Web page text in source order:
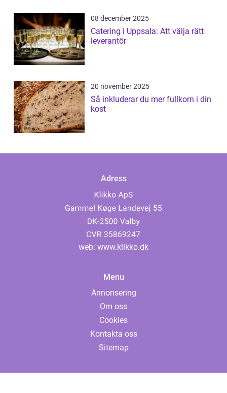
08 december 2025
Catering i Uppsala: Att välja rätt
leverantör
20 november 2025
Så inkluderar du mer fullkorn i din
kost
Adress
web: www.klikko.dk
Menu
Annonsering
Om oss
Cookies
Kontakta oss
Sitemap